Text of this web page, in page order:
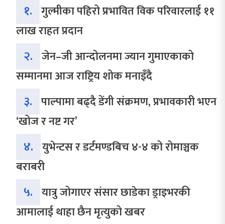
१. गुल्मीका पहिरो प्रभावित विक परिवारलाई ११
लाख राहत प्रदान
२. जेन–जी आन्दोलनमा ज्यान गुमाएकाको
सम्मानमा आज राष्ट्रिय शोक मनाइँदै
३. पाल्पामा बढ्दै डेंगी संक्रमण, प्रभावकारी भएन
‘खोज र नष्ट गर’
४. युभेन्टस र डर्टमण्डबिच ४-४ को रोमाञ्चक
बराबरी
५. यात्रु जोगाएर संसार छाडेका ड्राइभरकी
आमालाई थाहा छैन मृत्युको खबर